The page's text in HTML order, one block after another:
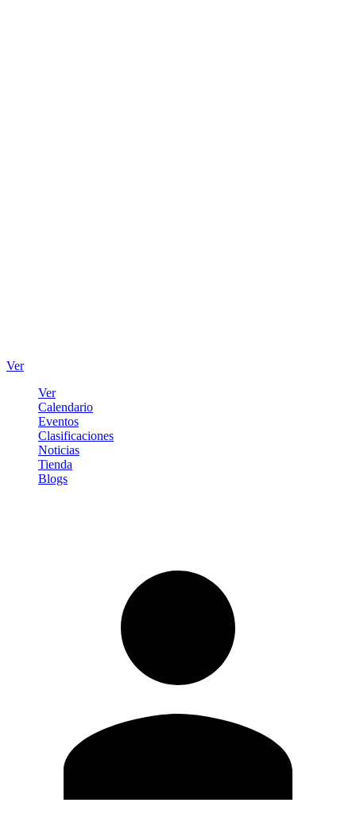
Ver
Ver
Calendario
Eventos
Clasificaciones
Noticias
Tienda
Blogs